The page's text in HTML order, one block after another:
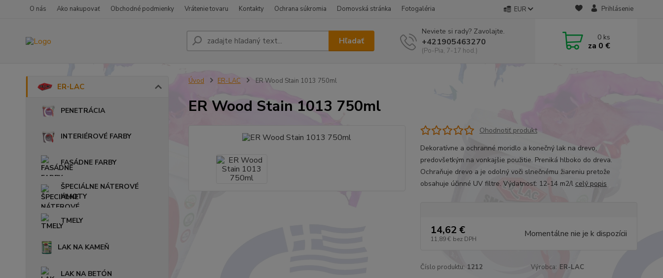
O nás Ako nakupovať Obchodné podmienky Vrátenie tovaru Kontakty Ochrana súkromia Domovská stránka Fotogaléria EUR Prihlásenie
Hľadať
Neviete si rady? Zavolajte.
+421905463270
(Po-Pia, 7-17 hod.)
0 ks
za 0 €
ER-LAC
PENETRÁCIA
INTERIÉROVÉ FARBY
FASÁDNE FARBY
ŠPECIÁLNE NÁTEROVÉ
HMOTY
TMELY
LAK NA KAMEŇ
LAK NA BETÓN
Úvod ER-LAC ER Wood Stain 1013 750ml
ER Wood Stain 1013 750ml
Ohodnotiť produkt
Dekoratívne a ochranné moridlo a konečný lak na drevo,
predovšetkým na vonkajšie použitie. Preniká hlboko do dreva.
Ochraňuje drevo a je odolný voči slnečnému žiareniu pretože
obsahuje účinné UV filtre. Výdatnosť: 12-14 m2/l celý popis
14,62 €
11,89 € bez DPH Momentálne nie je k dispozícii
Číslo produktu: 1212 Výrobca: ER-LAC